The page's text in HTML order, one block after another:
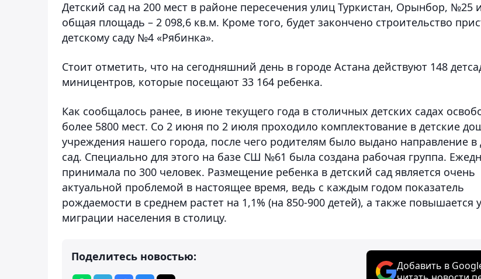
Детский сад на 200 мест в районе пересечения улиц Туркистан, Орынбор, №25
общая площадь – 2 098,6 кв.м. Кроме того, будет закончено строительство
детскому саду №4 «Рябинка».
Стоит отметить, что на сегодняшний день в городе Астана действуют 148
миницентров, которые посещают 33 164 ребенка.
Как сообщалось ранее, в июне текущего года в столичных детских садах
более 5800 мест. Со 2 июня по 2 июля проходило комплектование в детские
учреждения нашего города, после чего родителям было выдано направление в
сад. Специально для этого на базе СШ №61 была создана рабочая группа.
принимала по 300 человек. Размещение ребенка в детский сад является очень
актуальной проблемой в настоящее время, ведь с каждым годом показатель
рождаемости в среднем растет на 1,1% (на 850-900 детей), а также повышается
миграции населения в столицу.
Поделитесь новостью:
Добавить в